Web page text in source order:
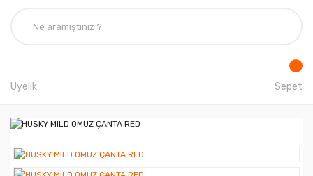
Üyelik Sepet